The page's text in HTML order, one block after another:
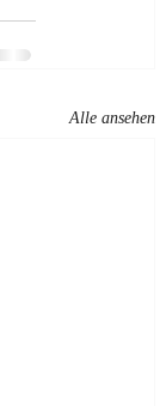
Alle ansehen